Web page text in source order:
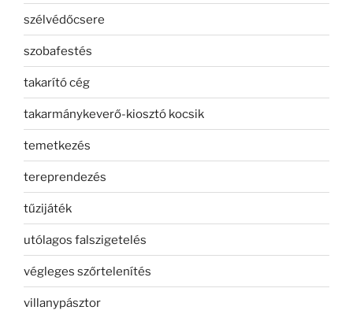
szélvédőcsere
szobafestés
takarító cég
takarmánykeverő-kiosztó kocsik
temetkezés
tereprendezés
tűzijáték
utólagos falszigetelés
végleges szőrtelenítés
villanypásztor